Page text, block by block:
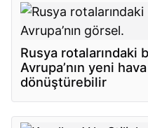
Rusya rotalarındaki
Avrupa’nın yeni
dönüştürebilir